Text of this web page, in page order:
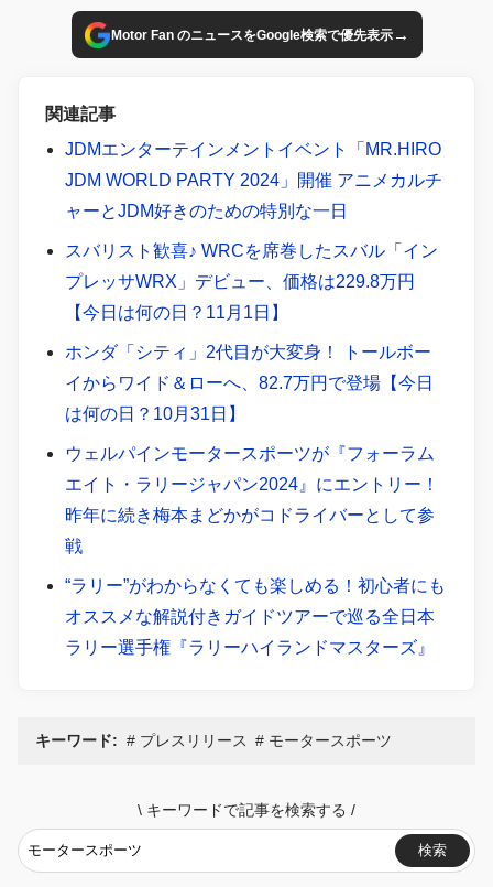
Motor Fan のニュースをGoogle検索で優先表示→
関連記事
JDMエンターテインメントイベント「MR.HIRO
JDM WORLD PARTY 2024」開催 アニメカルチ
ャーとJDM好きのための特別な一日
スバリスト歓喜♪ WRCを席巻したスバル「イン
プレッサWRX」デビュー、価格は229.8万円
【今日は何の日？11月1日】
ホンダ「シティ」2代目が大変身！ トールボー
イからワイド＆ローへ、82.7万円で登場【今日
は何の日？10月31日】
ウェルパインモータースポーツが『フォーラム
エイト・ラリージャパン2024』にエントリー！
昨年に続き梅本まどかがコドライバーとして参
戦
“ラリー”がわからなくても楽しめる！初心者にも
オススメな解説付きガイドツアーで巡る全日本
ラリー選手権『ラリーハイランドマスターズ』
キーワード: プレスリリース モータースポーツ
\ キーワードで記事を検索する /
検索